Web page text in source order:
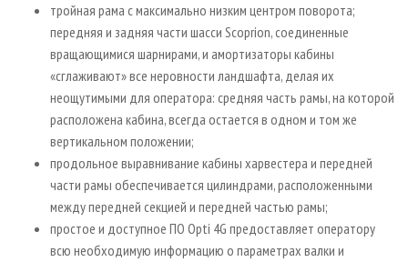
тройная рама с максимально низким центром поворота;
передняя и задняя части шасси Scoprion, соединенные
вращающимися шарнирами, и амортизаторы кабины
«сглаживают» все неровности ландшафта, делая их
неощутимыми для оператора: средняя часть рамы, на которой
расположена кабина, всегда остается в одном и том же
вертикальном положении;
продольное выравнивание кабины харвестера и передней
части рамы обеспечивается цилиндрами, расположенными
между передней секцией и передней частью рамы;
простое и доступное ПО Opti 4G предоставляет оператору
всю необходимую информацию о параметрах валки и